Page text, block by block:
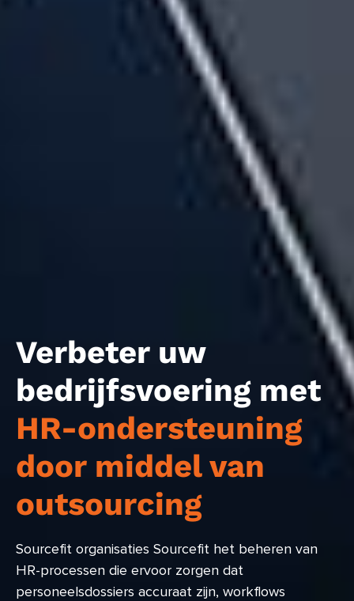
Verbeter uw
bedrijfsvoering met
HR-ondersteuning
door middel van
outsourcing
Sourcefit organisaties Sourcefit het beheren van
HR-processen die ervoor zorgen dat
personeelsdossiers accuraat zijn, workflows